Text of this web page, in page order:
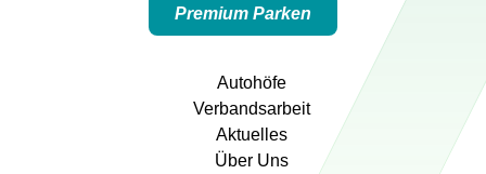
Premium Parken
Autohöfe
Verbandsarbeit
Aktuelles
Über Uns